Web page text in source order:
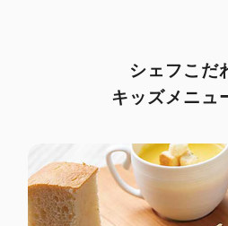
シェフこだ
キッズメニュ